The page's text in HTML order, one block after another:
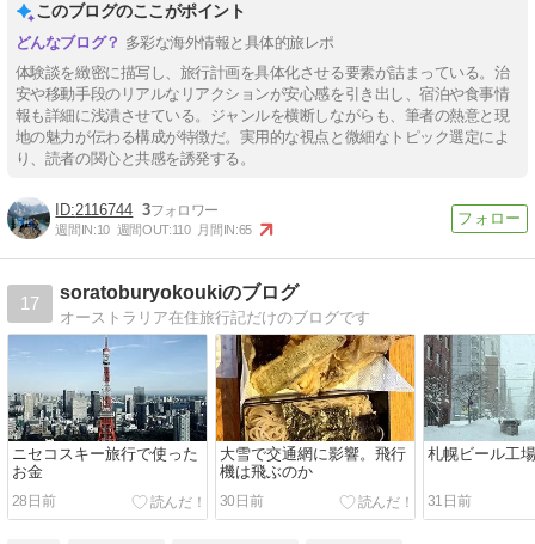
このブログのここがポイント
多彩な海外情報と具体的旅レポ
体験談を緻密に描写し、旅行計画を具体化させる要素が詰まっている。治
安や移動手段のリアルなリアクションが安心感を引き出し、宿泊や食事情
報も詳細に浅漬させている。ジャンルを横断しながらも、筆者の熱意と現
地の魅力が伝わる構成が特徴だ。実用的な視点と微細なトピック選定によ
り、読者の関心と共感を誘発する。
2116744 3
週間IN:10 週間OUT:110 月間IN:65
17
soratoburyokoukiのブログ
オーストラリア在住旅行記だけのブログです
ニセコスキー旅行で使った
お金
28日前
大雪で交通網に影響。飛行
機は飛ぶのか
30日前
札幌ビール工
31日前